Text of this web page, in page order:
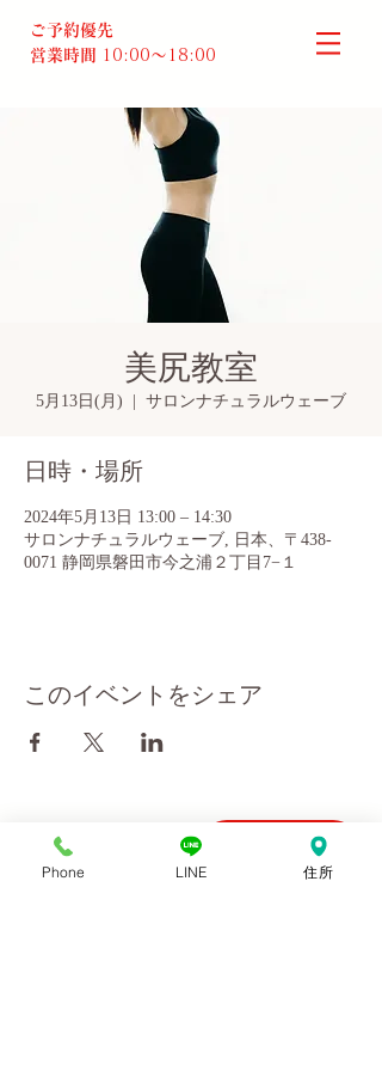
ご予約優先
営業時間 10:00～18:00​
美尻教室
5月13日(月) サロンナチュラルウェーブ
日時・場所
2024年5月13日 13:00 – 14:30
サロンナチュラルウェーブ, 日本、〒438-
0071 静岡県磐田市今之浦２丁目7−１
このイベントをシェア
会社概要
お問い合わせ
10:00～18:00
Phone LINE 住所